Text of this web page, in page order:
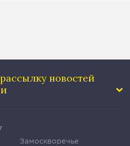
новостей
Замоскворечье